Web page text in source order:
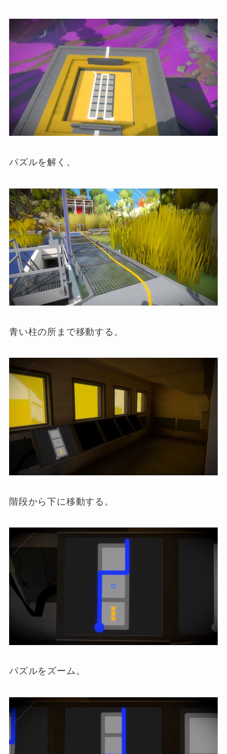
パズルを解く。
青い柱の所まで移動する。
階段から下に移動する。
パズルをズーム。